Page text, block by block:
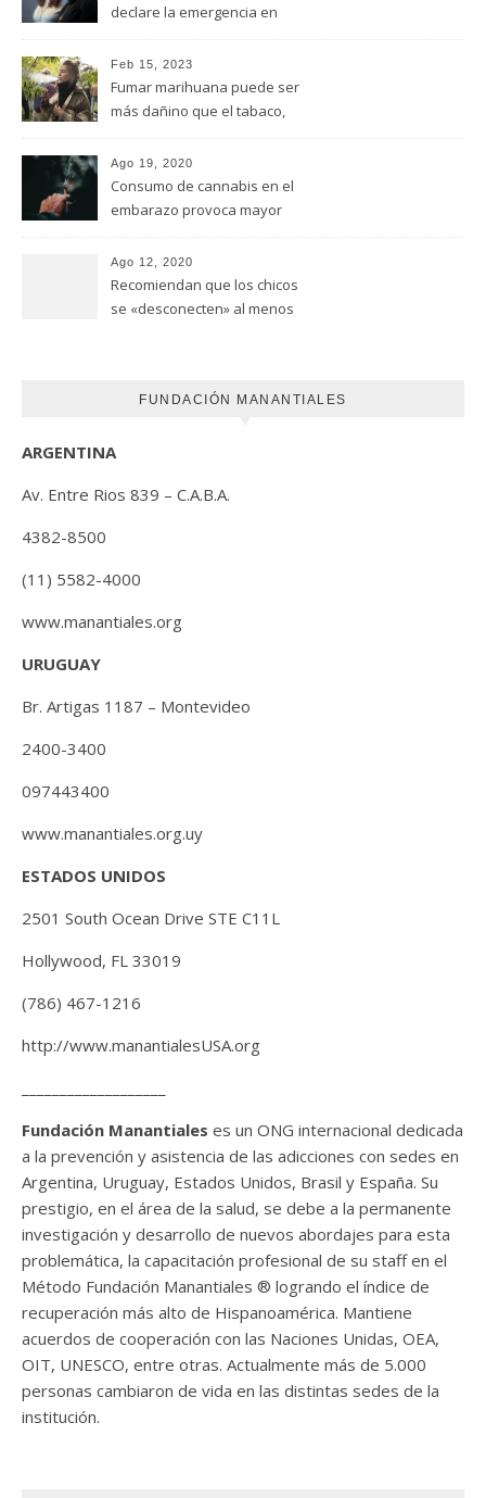
declare la emergencia en
Feb 15, 2023
Fumar marihuana puede ser
más dañino que el tabaco,
Universidad de Ottawa
Ago 19, 2020
Consumo de cannabis en el
embarazo provoca mayor
(FUNDACION MANANTIALES)
Ago 12, 2020
Recomiendan que los chicos
se «desconecten» al menos
FUNDACIÓN MANANTIALES
ARGENTINA
Av. Entre Rios 839 – C.A.B.A.
4382-8500
(11) 5582-4000
www.manantiales.org
URUGUAY
Br. Artigas 1187 – Montevideo
2400-3400
097443400
www.manantiales.org.uy
ESTADOS UNIDOS
2501 South Ocean Drive STE C11L
Hollywood, FL 33019
(786) 467-1216
http://www.manantialesUSA.org
Fundación Manantiales es un ONG internacional dedicada
a la prevención y asistencia de las adicciones con sedes en
Argentina, Uruguay, Estados Unidos, Brasil y España. Su
prestigio, en el área de la salud, se debe a la permanente
investigación y desarrollo de nuevos abordajes para esta
problemática, la capacitación profesional de su staff en el
Método Fundación Manantiales ® logrando el índice de
recuperación más alto de Hispanoamérica. Mantiene
acuerdos de cooperación con las Naciones Unidas, OEA,
OIT, UNESCO, entre otras. Actualmente más de 5.000
personas cambiaron de vida en las distintas sedes de la
institución.